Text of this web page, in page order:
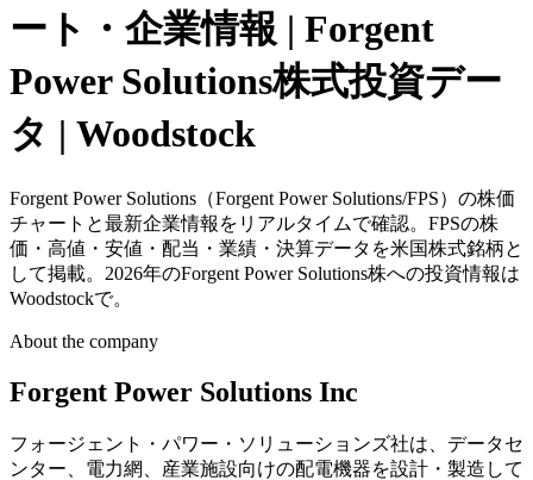
ート・企業情報 | Forgent
Power Solutions株式投資デー
タ | Woodstock
Forgent Power Solutions（Forgent Power Solutions/FPS）の株価
チャートと最新企業情報をリアルタイムで確認。FPSの株
価・高値・安値・配当・業績・決算データを米国株式銘柄と
して掲載。2026年のForgent Power Solutions株への投資情報は
Woodstockで。
About the company
Forgent Power Solutions Inc
フォージェント・パワー・ソリューションズ社は、データセ
ンター、電力網、産業施設向けの配電機器を設計・製造して